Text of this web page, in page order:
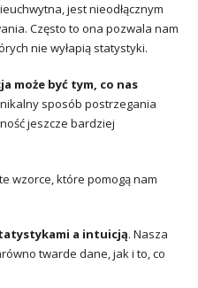
jest nieodłącznym
Często to ona pozwala nam
nie wyłapią statystyki.
może być tym, co nas
sposób postrzegania
jeszcze bardziej
wzorce, które pomogą nam
a intuicją. Nasza
twarde dane, jak i to, co